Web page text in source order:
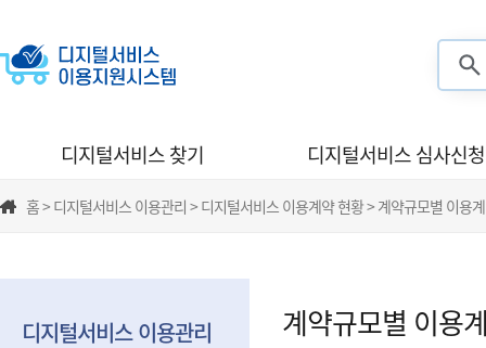
디지털서비스 찾기 디지털서비스 심사신청
홈 > 디지털서비스 이용관리 > 디지털서비스 이용계약 현황 > 계약규모별 이용
디지털서비스 이용관리 계약규모별 이용